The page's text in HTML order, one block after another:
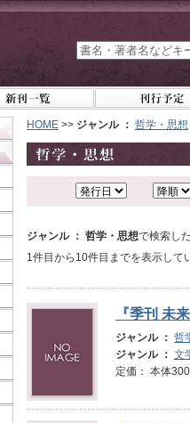
HOME >> ジャンル ： 哲学・思想
ジャンル ： 哲学・思想で検索し
1件目から10件目までを表示して
『季刊 未
ジャンル ： 哲
ジャンル ： 文
定価： 本体